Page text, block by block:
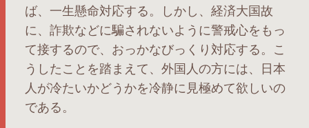
ば、一生懸命対応する。しかし、経済大国故
に、詐欺などに騙されないように警戒心をもっ
て接するので、おっかなびっくり対応する。こ
うしたことを踏まえて、外国人の方には、日本
人が冷たいかどうかを冷静に見極めて欲しいの
である。